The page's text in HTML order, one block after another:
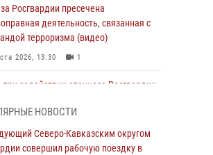
Росгвардии пресечена
деятельность, связанная с
терроризма (видео)
2026, 13:30 1
содействии спецназа Росгвардии
законодательства
2026, 12:54
НОВОСТИ
Северо-Кавказским округом
совершил рабочую поездку в